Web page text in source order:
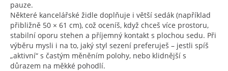
pauze.
Některé kancelářské židle doplňuje i větší sedák (například
přibližně 50 × 61 cm), což oceníš, když chceš více prostoru,
stabilní oporu stehen a příjemný kontakt s plochou sedu. Při
výběru mysli i na to, jaký styl sezení preferuješ – jestli spíš
„aktivní“ s častým měněním polohy, nebo klidnější s
důrazem na měkké pohodlí.